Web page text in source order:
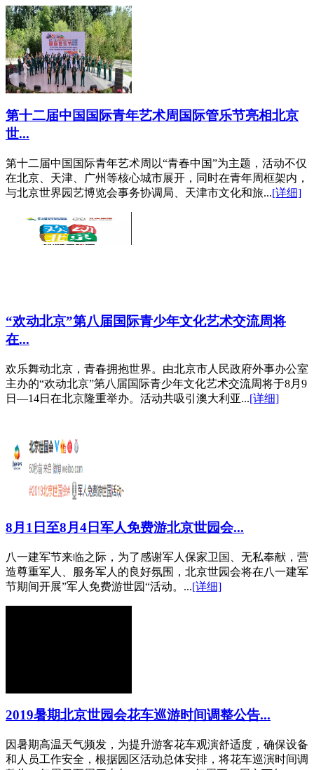
第十二届中国国际青年艺术周国际管乐节亮相北京
世...
第十二届中国国际青年艺术周以“青春中国”为主题，活动不仅
在北京、天津、广州等核心城市展开，同时在青年周框架内，
与北京世界园艺博览会事务协调局、天津市文化和旅...[详细]
“欢动北京”第八届国际青少年文化艺术交流周将
在...
欢乐舞动北京，青春拥抱世界。由北京市人民政府外事办公室
主办的“欢动北京”第八届国际青少年文化艺术交流周将于8月9
日—14日在北京隆重举办。活动共吸引澳大利亚...[详细]
8月1日至8月4日军人免费游北京世园会...
八一建军节来临之际，为了感谢军人保家卫国、无私奉献，营
造尊重军人、服务军人的良好氛围，北京世园会将在八一建军
节期间开展”军人免费游世园“活动。...[详细]
2019暑期北京世园会花车巡游时间调整公告...
因暑期高温天气频发，为提升游客花车观演舒适度，确保设备
和人员工作安全，根据园区活动总体安排，将花车巡演时间调